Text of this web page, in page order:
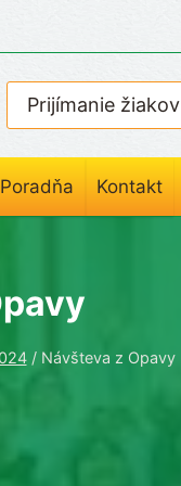
Prijímanie žiakov
Poradňa Kontakt
/ Návšteva z Opavy